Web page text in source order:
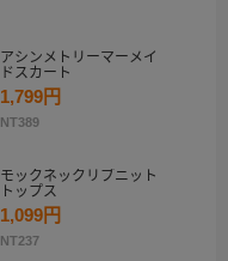
アシンメトリーマーメイ
ドスカート
1,799円
NT389
モックネックリブニット
トップス
1,099円
NT237